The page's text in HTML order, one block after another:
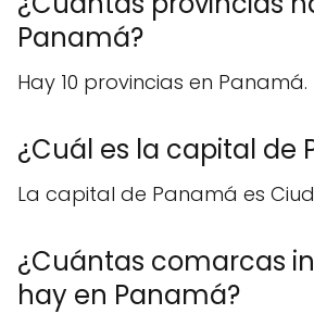
Panamá?
Hay 10 provincias en Panamá.
¿Cuál es la capital de
La capital de Panamá es
¿Cuántas comarcas
hay en Panamá?